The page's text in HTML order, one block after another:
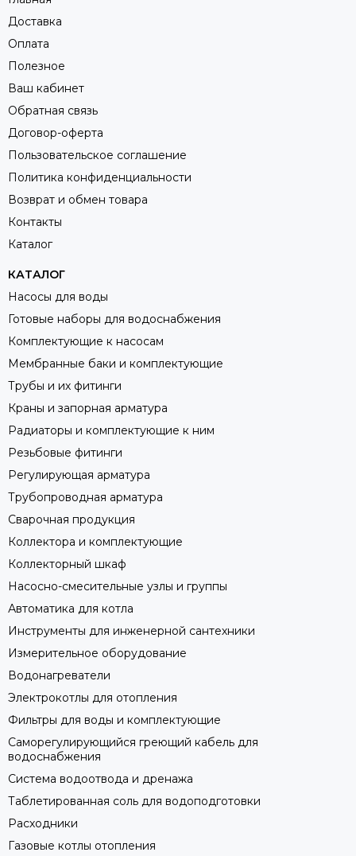
Доставка
Оплата
Полезное
Ваш кабинет
Обратная связь
Договор-оферта
Пользовательское соглашение
Политика конфиденциальности
Возврат и обмен товара
Контакты
Каталог
КАТАЛОГ
Насосы для воды
Готовые наборы для водоснабжения
Комплектующие к насосам
Мембранные баки и комплектующие
Трубы и их фитинги
Краны и запорная арматура
Радиаторы и комплектующие к ним
Резьбовые фитинги
Регулирующая арматура
Трубопроводная арматура
Сварочная продукция
Коллектора и комплектующие
Коллекторный шкаф
Насосно-смесительные узлы и группы
Автоматика для котла
Инструменты для инженерной сантехники
Измерительное оборудование
Водонагреватели
Электрокотлы для отопления
Фильтры для воды и комплектующие
Саморегулирующийся греющий кабель для
водоснабжения
Система водоотвода и дренажа
Таблетированная соль для водоподготовки
Расходники
Газовые котлы отопления